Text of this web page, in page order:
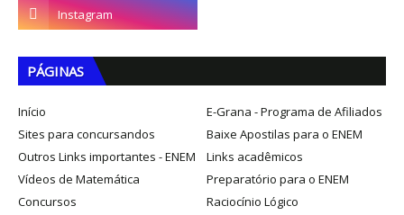
PÁGINAS
Início
E-Grana - Programa de Afiliados
Sites para concursandos
Baixe Apostilas para o ENEM
Outros Links importantes - ENEM
Links acadêmicos
Vídeos de Matemática
Preparatório para o ENEM
Concursos
Raciocínio Lógico